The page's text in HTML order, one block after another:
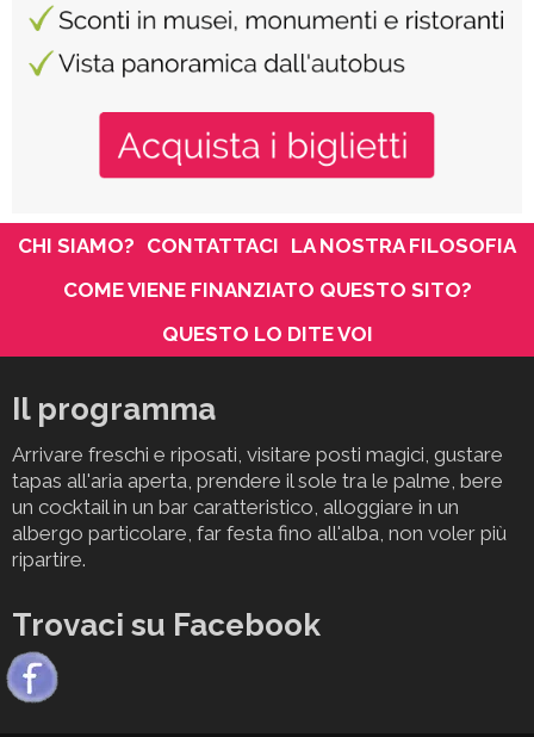
CHI SIAMO? CONTATTACI LA NOSTRA FILOSOFIA
COME VIENE FINANZIATO QUESTO SITO?
QUESTO LO DITE VOI
Il programma
Arrivare freschi e riposati, visitare posti magici, gustare
tapas all'aria aperta, prendere il sole tra le palme, bere
un cocktail in un bar caratteristico, alloggiare in un
albergo particolare, far festa fino all'alba, non voler più
ripartire.
Trovaci su Facebook